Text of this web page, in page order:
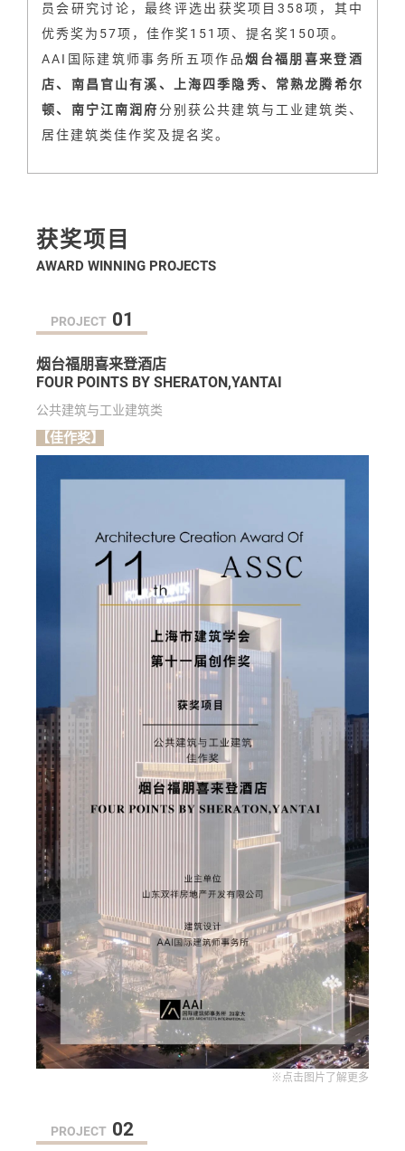
员会研究讨论，最终评选出获奖项目358项，其中
优秀奖为57项，佳作奖151项、提名奖150项。
AAI国际建筑师事务所五项作品烟台福朋喜来登酒
店、南昌官山有溪、上海四季隐秀、常熟龙腾希尔
顿、南宁江南润府分别获公共建筑与工业建筑类、
居住建筑类佳作奖及提名奖。
获奖项目
AWARD WINNING PROJECTS
PROJECT 01
烟台福朋喜来登酒店
FOUR POINTS BY SHERATON,YANTAI
公共建筑与工业建筑类
【佳作奖】
※点击图片了解更多
PROJECT 02